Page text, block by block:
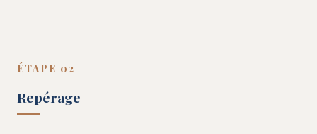
ÉTAPE 02
Repérage